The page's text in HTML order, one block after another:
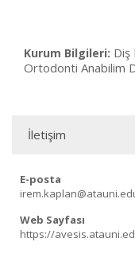
Kurum Bilgileri: Diş
Ortodonti Anabilim
İletişim
E-posta
Web Sayfası
https://